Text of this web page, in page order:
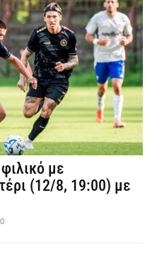
με
(12/8, 19:00) με